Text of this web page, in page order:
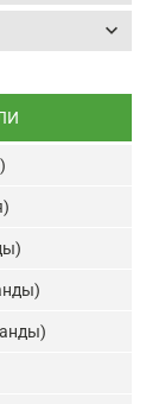
keyboard_arrow_down